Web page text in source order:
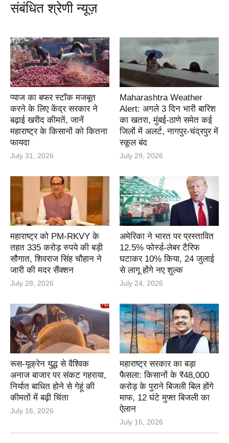
संबंधित श्रेणी न्यूज़
प्याज का बफर स्टॉक मजबूत
करने के लिए केंद्र सरकार ने
बढ़ाई खरीद कीमतें, जानें
महाराष्ट्र के किसानों को कितना
फायदा
July 31, 2026
Maharashtra Weather
Alert: अगले 3 दिन भारी बारिश
का खतरा, मुंबई-ठाणे समेत कई
जिलों में अलर्ट, नागपुर-चंद्रपुर में
स्कूल बंद
July 29, 2026
महाराष्ट्र को PM-RKVY के
तहत 335 करोड़ रुपये की बड़ी
सौगात, शिवराज सिंह चौहान ने
जारी की मदर सैंक्शन
July 28, 2026
अमेरिका ने भारत पर प्रस्तावित
12.5% फोर्स्ड-लेबर टैरिफ
घटाकर 10% किया, 24 जुलाई
से लागू होंगे नए शुल्क
July 24, 2026
रूस-यूक्रेन युद्ध से वैश्विक
अनाज बाजार पर संकट गहराया,
निर्यात बाधित होने से गेहूं की
कीमतों में बढ़ी चिंता
July 16, 2026
महाराष्ट्र सरकार का बड़ा
फैसला: किसानों के ₹48,000
करोड़ के पुराने बिजली बिल होंगे
माफ, 12 घंटे मुफ्त बिजली का
ऐलान
July 16, 2026